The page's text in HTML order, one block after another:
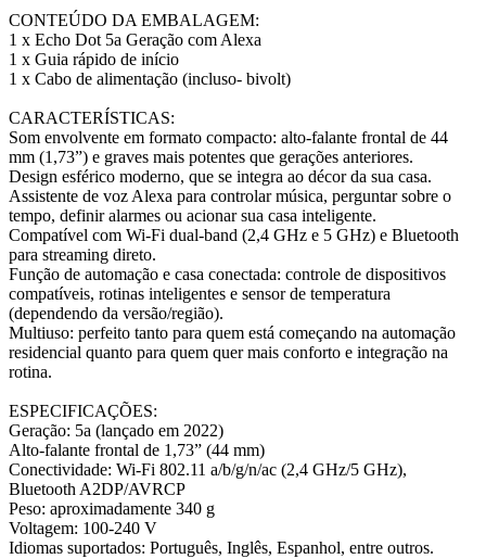
CONTEÚDO DA EMBALAGEM:
1 x Echo Dot 5a Geração com Alexa
1 x Guia rápido de início
1 x Cabo de alimentação (incluso- bivolt)
CARACTERÍSTICAS:
Som envolvente em formato compacto: alto-falante frontal de 44
mm (1,73”) e graves mais potentes que gerações anteriores.
Design esférico moderno, que se integra ao décor da sua casa.
Assistente de voz Alexa para controlar música, perguntar sobre o
tempo, definir alarmes ou acionar sua casa inteligente.
Compatível com Wi-Fi dual-band (2,4 GHz e 5 GHz) e Bluetooth
para streaming direto.
Função de automação e casa conectada: controle de dispositivos
compatíveis, rotinas inteligentes e sensor de temperatura
(dependendo da versão/região).
Multiuso: perfeito tanto para quem está começando na automação
residencial quanto para quem quer mais conforto e integração na
rotina.
ESPECIFICAÇÕES:
Geração: 5a (lançado em 2022)
Alto-falante frontal de 1,73” (44 mm)
Conectividade: Wi-Fi 802.11 a/b/g/n/ac (2,4 GHz/5 GHz),
Bluetooth A2DP/AVRCP
Peso: aproximadamente 340 g
Voltagem: 100-240 V
Idiomas suportados: Português, Inglês, Espanhol, entre outros.